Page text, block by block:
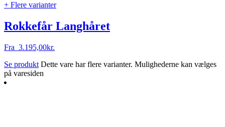
+ Flere varianter
Rokkefår Langhåret
Fra 3.195,00kr.
Se produkt Dette vare har flere varianter. Mulighederne kan vælges
på varesiden